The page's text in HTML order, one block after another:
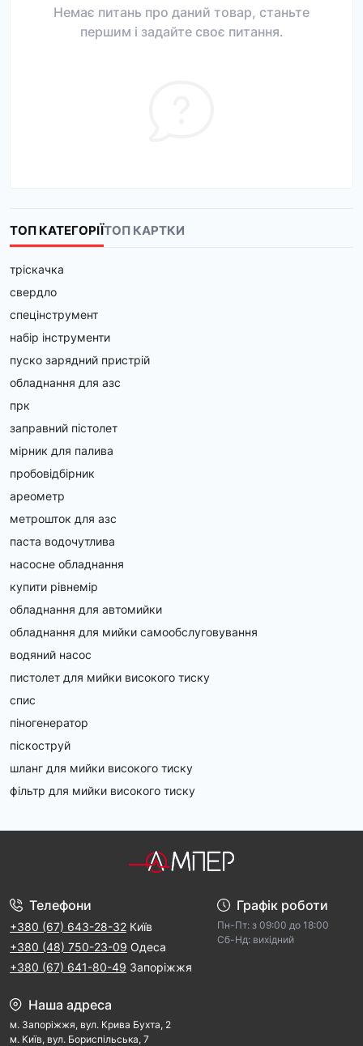
Немає питань про даний товар, станьте
першим і задайте своє питання.
ТОП КАТЕГОРІЇТОП КАРТКИ
тріскачка
свердло
спецінструмент
набір інструменти
пуско зарядний пристрій
обладнання для азс
прк
заправний пістолет
мірник для палива
пробовідбірник
ареометр
метрошток для азс
паста водочутлива
насосне обладнання
купити рівнемір
обладнання для автомийки
обладнання для мийки самообслуговування
водяний насос
пистолет для мийки високого тиску
спис
піногенератор
піскоструй
шланг для мийки високого тиску
фільтр для мийки високого тиску
Телефони
+380 (67) 643-28-32 Київ
+380 (48) 750-23-09 Одеса
+380 (67) 641-80-49 Запоріжжя
Графік роботи
Пн-Пт: з 09:00 дo 18:00
Cб-Hд: виxідний
Наша адреса
м. Запорiжжя, вул. Крива Бухта, 2
м. Kиїв, вул. Бориспільська, 7